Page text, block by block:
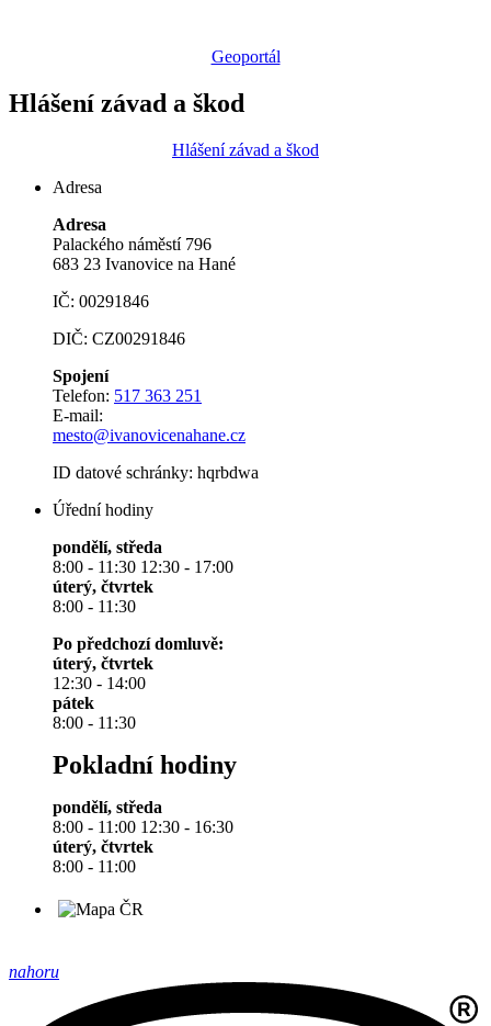
Geoportál
Hlášení závad a škod
Hlášení závad a škod
Adresa
Adresa
Palackého náměstí 796
683 23 Ivanovice na Hané
IČ: 00291846
DIČ: CZ00291846
Spojení
Telefon: 517 363 251
E-mail:
mesto@ivanovicenahane.cz
ID datové schránky: hqrbdwa
Úřední hodiny
pondělí, středa
8:00 - 11:30 12:30 - 17:00
úterý, čtvrtek
8:00 - 11:30
Po předchozí domluvě:
úterý, čtvrtek
12:30 - 14:00
pátek
8:00 - 11:30
Pokladní hodiny
pondělí, středa
8:00 - 11:00 12:30 - 16:30
úterý, čtvrtek
8:00 - 11:00
nahoru